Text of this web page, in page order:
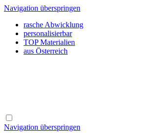
Navigation überspringen
rasche Abwicklung
personalisierbar
TOP Materialien
aus Österreich
Navigation überspringen